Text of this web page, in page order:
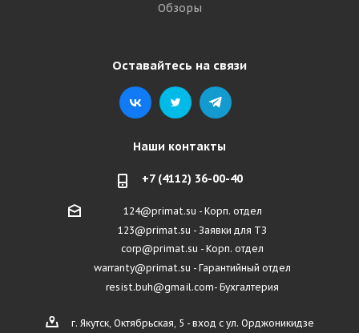
Обзоры
Оставайтесь на связи
Наши контакты
+7 (4112) 36-00-40
124@primat.su - Корп. отдел
123@primat.su - Заявки для ТЗ
corp@primat.su - Корп. отдел
warranty@primat.su - Гарантийный отдел
resist.buh@gmail.com- Бухгалтерия
г. Якутск, Октябрьская, 5 - вход с ул. Орджоникидзе